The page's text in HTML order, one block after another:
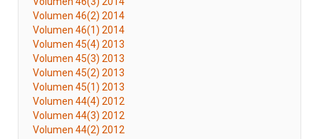
Volumen 46(2) 2014
Volumen 46(1) 2014
Volumen 45(4) 2013
Volumen 45(3) 2013
Volumen 45(2) 2013
Volumen 45(1) 2013
Volumen 44(4) 2012
Volumen 44(3) 2012
Volumen 44(2) 2012